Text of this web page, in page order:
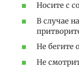
Носите с
В случае
Не бегите
Не